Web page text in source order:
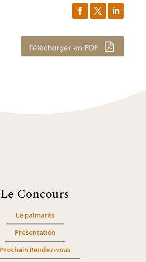
Télécharger en PDF
Le Concours
Le palmarès
Présentation
Prochain Rendez-vous